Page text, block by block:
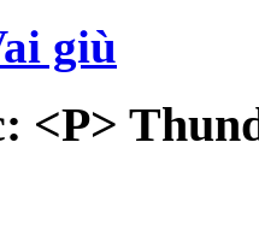
giù
<P>